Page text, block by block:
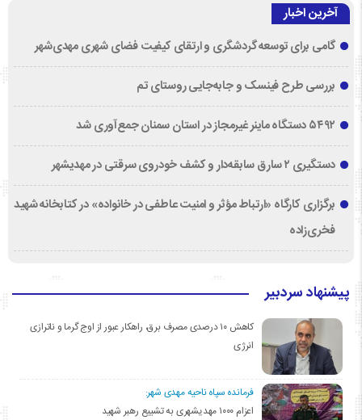
آخرین اخبار
گامی برای توسعه گردشگری و ارتقای کیفیت فضای شهری مهدی‌شهر
بررسی طرح فینسک و جابه‌جایی روستای تم
۵۴۹۲ دستگاه ماینر غیرمجاز در استان سمنان جمع‌آوری شد
دستگیری ۲ سارق سابقه‌دار و کشف خودروی سرقتی در مهدیشهر
برگزاری کارگاه «ارتباط مؤثر و امنیت عاطفی در خانواده» در کتابخانه شهید
فخری‌زاده
پیشنهاد سردبیر
کاهش ۱۰ درصدی مصرف برق، راهکار عبور از اوج گرما و ناترازی
انرژی
فرمانده سپاه ناحیه مهدی شهر:
اعزام ۱۰۰۰ مهدیشهری به تشییع رهبر شهید